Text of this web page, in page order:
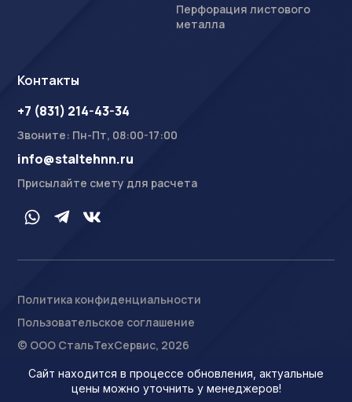
Сайт находится в процессе обновления, актуальные
цены можно уточнить у менеджеров!
Перфорация листового
металла
Контакты
+7 (831) 214-43-34
Звоните: Пн-Пт, 08:00-17:00
info@staltehnn.ru
Присылайте смету для расчета
Политика конфиденциальности
Пользовательское соглашение
© ООО СтальТехСервис, 2026
На сайте осуществляется обработка пользовательских
Условиями обработки пользовательских данных
Ознакомлен